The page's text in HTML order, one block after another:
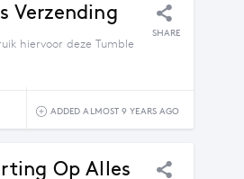
Verzending
SHARE
hiervoor deze Tumble
ADDED ALMOST 9 YEARS AGO
Op Alles